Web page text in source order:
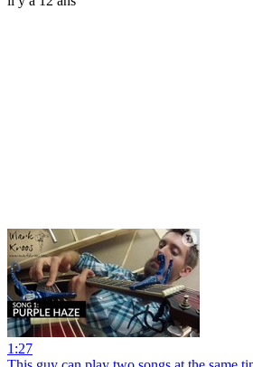
1:27